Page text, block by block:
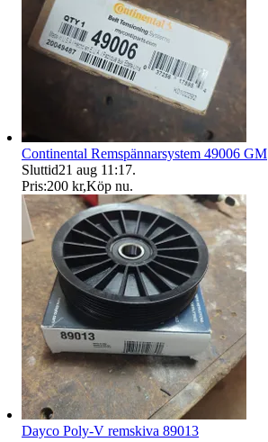
Continental Remspännarsystem 49006 GM
Sluttid21 aug 11:17.
Pris:200 kr,Köp nu.
Dayco Poly-V remskiva 89013